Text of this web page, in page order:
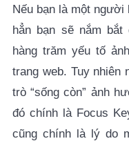
Nếu bạn là một người
hẳn bạn sẽ nắm
hàng trăm yếu tố
trang web. Tuy nhiên
trò “sống còn” ảnh
đó chính là Focus
cũng chính là lý do